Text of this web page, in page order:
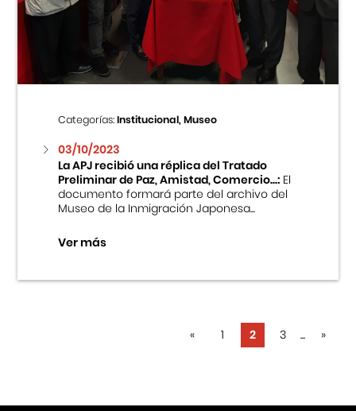
Categorías:Institucional, Museo
03/10/2023
La APJ recibió una réplica del Tratado
Preliminar de Paz, Amistad, Comercio...:El
documento formará parte del archivo del
Museo de la Inmigración Japonesa...
Ver más
« 1 2 3 ... »